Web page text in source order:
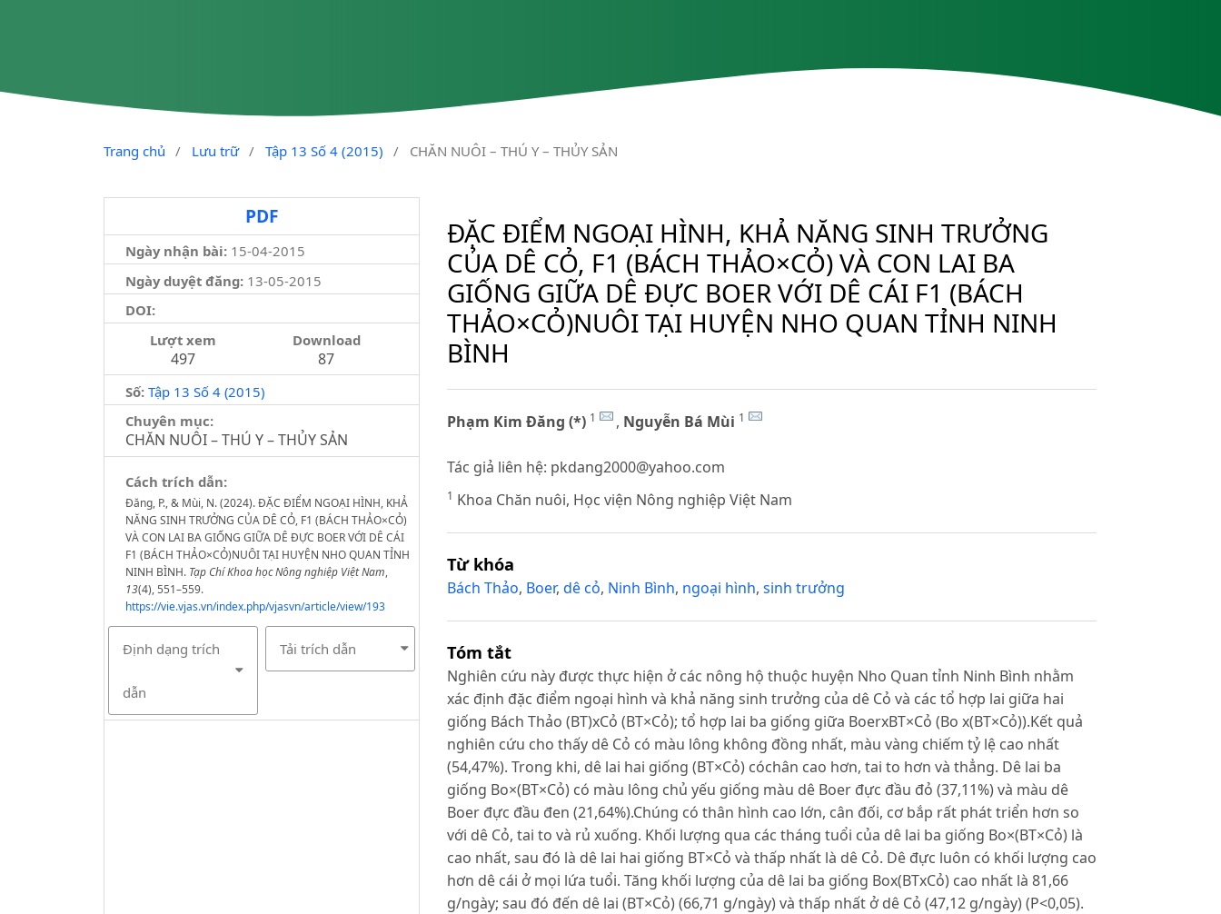
Trang chủ / Lưu trữ / Tập 13 Số 4 (2015) / CHĂN NUÔI – THÚ Y – THỦY SẢN
PDF
Ngày nhận bài: 15-04-2015
Ngày duyệt đăng:13-05-2015
DOI:
Lượt xem
497
Download
87
Số: Tập 13 Số 4 (2015)
Chuyên mục:
CHĂN NUÔI – THÚ Y – THỦY SẢN
Cách trích dẫn:
Đăng, P., & Mùi, N. (2024). ĐẶC ĐIỂM NGOẠI HÌNH, KHẢ
NĂNG SINH TRƯỞNG CỦA DÊ CỎ, F1 (BÁCH THẢO×CỎ)
VÀ CON LAI BA GIỐNG GIỮA DÊ ĐỰC BOER VỚI DÊ CÁI
F1 (BÁCH THẢO×CỎ)NUÔI TẠI HUYỆN NHO QUAN TỈNH
NINH BÌNH. Tạp Chí Khoa học Nông nghiệp Việt Nam,
13(4), 551–559.
https://vie.vjas.vn/index.php/vjasvn/article/view/193
Định dạng trích
dẫn
Tải trích dẫn
ĐẶC ĐIỂM NGOẠI HÌNH, KHẢ NĂNG SINH TRƯỞNG
CỦA DÊ CỎ, F1 (BÁCH THẢO×CỎ) VÀ CON LAI BA
GIỐNG GIỮA DÊ ĐỰC BOER VỚI DÊ CÁI F1 (BÁCH
THẢO×CỎ)NUÔI TẠI HUYỆN NHO QUAN TỈNH NINH
BÌNH
Phạm Kim Đăng (*) 1 , Nguyễn Bá Mùi 1
Tác giả liên hệ: pkdang2000@yahoo.com
1 Khoa Chăn nuôi, Học viện Nông nghiệp Việt Nam
Từ khóa
Bách Thảo, Boer, dê cỏ, Ninh Bình, ngoại hình, sinh trưởng
Tóm tắt
Nghiên cứu này được thực hiện ở các nông hộ thuộc huyện Nho Quan tỉnh Ninh Bình nhằm
xác định đặc điểm ngoại hình và khả năng sinh trưởng của dê Cỏ và các tổ hợp lai giữa hai
giống Bách Thảo (BT)xCỏ (BT×Cỏ); tổ hợp lai ba giống giữa BoerxBT×Cỏ (Bo x(BT×Cỏ)).Kết quả
nghiên cứu cho thấy dê Cỏ có màu lông không đồng nhất, màu vàng chiếm tỷ lệ cao nhất
(54,47%). Trong khi, dê lai hai giống (BT×Cỏ) cóchân cao hơn, tai to hơn và thẳng. Dê lai ba
giống Bo×(BT×Cỏ) có màu lông chủ yếu giống màu dê Boer đực đầu đỏ (37,11%) và màu dê
Boer đực đầu đen (21,64%).Chúng có thân hình cao lớn, cân đối, cơ bắp rất phát triển hơn so
với dê Cỏ, tai to và rủ xuống. Khối lượng qua các tháng tuổi của dê lai ba giống Bo×(BT×Cỏ) là
cao nhất, sau đó là dê lai hai giống BT×Cỏ và thấp nhất là dê Cỏ. Dê đực luôn có khối lượng cao
hơn dê cái ở mọi lứa tuổi. Tăng khối lượng của dê lai ba giống Box(BTxCỏ) cao nhất là 81,66
g/ngày; sau đó đến dê lai (BT×Cỏ) (66,71 g/ngày) và thấp nhất ở dê Cỏ (47,12 g/ngày) (P<0,05).